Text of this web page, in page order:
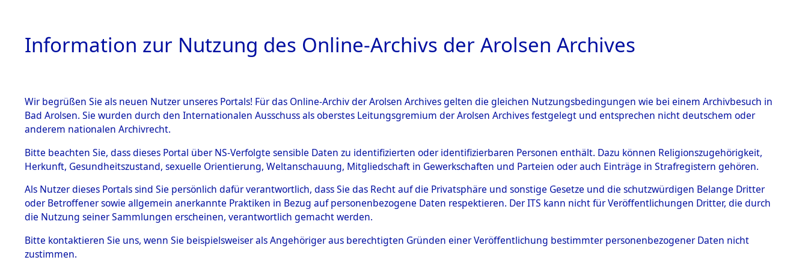
HOME BESTANDSBESCHREIBUNG PERSONENINDEX PERSON
BESTÄNDE
Inhaftierungsdoku
mente
1.2.9 Beim ITS
verwahrte
1.2.9.1
Effekten aus
3AktenfürBOLANDS, ADOLF
BOLANDS, ADOLF
geb. 6. Dezember 1916
Land
Polen
Information zur Nutzung des Online-Archivs der Arolsen Archives
Wir begrüßen Sie als neuen Nutzer unseres Portals! Für das Online-Archiv der Arolsen Archives gelten die gleichen Nutzungsbedingungen wie bei einem Archivbesuch in
Bad Arolsen. Sie wurden durch den Internationalen Ausschuss als oberstes Leitungsgremium der Arolsen Archives festgelegt und entsprechen nicht deutschem oder
anderem nationalen Archivrecht.
Bitte beachten Sie, dass dieses Portal über NS-Verfolgte sensible Daten zu identifizierten oder identifizierbaren Personen enthält. Dazu können Religionszugehörigkeit,
Herkunft, Gesundheitszustand, sexuelle Orientierung, Weltanschauung, Mitgliedschaft in Gewerkschaften und Parteien oder auch Einträge in Strafregistern gehören.
Als Nutzer dieses Portals sind Sie persönlich dafür verantwortlich, dass Sie das Recht auf die Privatsphäre und sonstige Gesetze und die schutzwürdigen Belange Dritter
oder Betroffener sowie allgemein anerkannte Praktiken in Bezug auf personenbezogene Daten respektieren. Der ITS kann nicht für Veröffentlichungen Dritter, die durch
die Nutzung seiner Sammlungen erscheinen, verantwortlich gemacht werden.
Bitte kontaktieren Sie uns, wenn Sie beispielsweiser als Angehöriger aus berechtigten Gründen einer Veröffentlichung bestimmter personenbezogener Daten nicht
zustimmen.